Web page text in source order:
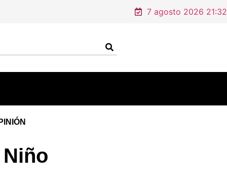
7 agosto 2026 21:32